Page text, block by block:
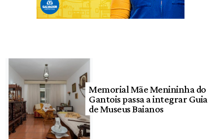
Memorial Mãe Menininha do
Gantois passa a integrar Guia
de Museus Baianos